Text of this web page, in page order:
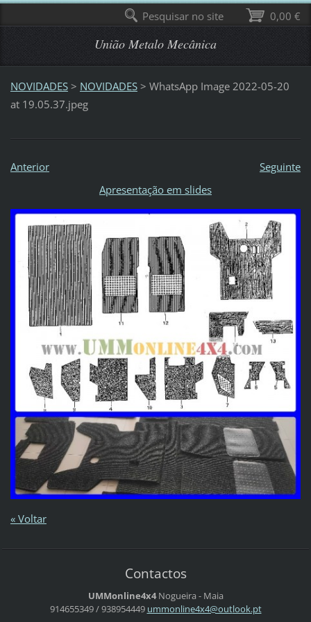
União Metalo Mecânica
NOVIDADES > NOVIDADES > WhatsApp Image 2022-05-20
at 19.05.37.jpeg
Anterior
Seguinte
Apresentação em slides
« Voltar
Contactos
UMMonline4x4 Nogueira - Maia
914655349 / 938954449 ummonline4x4@outlook.pt
0,00 €
Pesquisar no site